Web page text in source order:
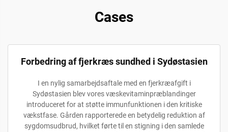
Cases
Forbedring af fjerkræs sundhed i Sydøstasien
I en nylig samarbejdsaftale med en fjerkræafgift i
Sydøstasien blev vores væskevitaminpræblandinger
introduceret for at støtte immunfunktionen i den kritiske
vækstfase. Gården rapporterede en betydelig reduktion af
sygdomsudbrud, hvilket førte til en stigning i den samlede